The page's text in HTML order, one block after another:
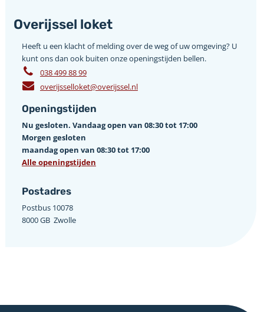
Overijssel loket
Heeft u een klacht of melding over de weg of uw omgeving? U
kunt ons dan ook buiten onze openingstijden bellen.
038 499 88 99
overijsselloket@overijssel.nl
Openingstijden
Nu gesloten. Vandaag open van 08:30 tot 17:00
Morgen gesloten
maandag open van 08:30 tot 17:00
Alle openingstijden
Postadres
Postbus 10078 ­
8000 GB ­ Zwolle